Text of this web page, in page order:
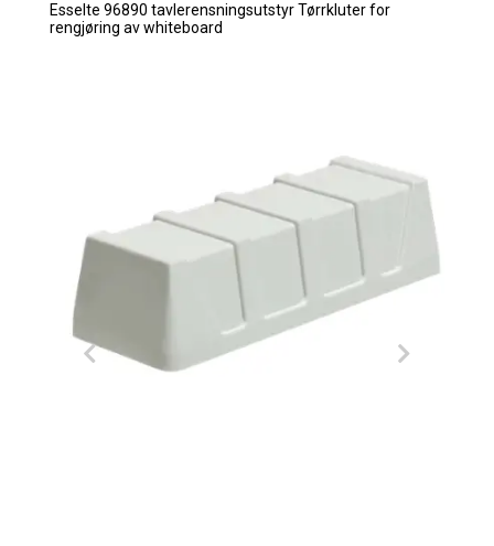
Esselte 96890 tavlerensningsutstyr Tørrkluter for
rengjøring av whiteboard